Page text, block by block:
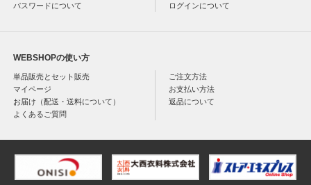
パスワードについて
ログインについて
WEBSHOPの使い方
単品販売とセット販売
ご注文方法
マイページ
お支払い方法
お届け（配送・送料について）
返品について
よくあるご質問